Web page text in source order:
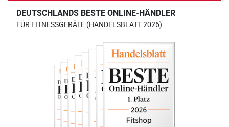
DEUTSCHLANDS BESTE ONLINE-HÄNDLER
FÜR FITNESSGERÄTE (HANDELSBLATT 2026)